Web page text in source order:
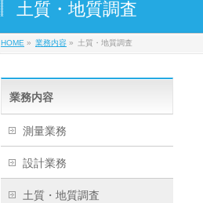
土質・地質調査
HOME » 業務内容 » 土質・地質調査
業務内容
測量業務
設計業務
土質・地質調査